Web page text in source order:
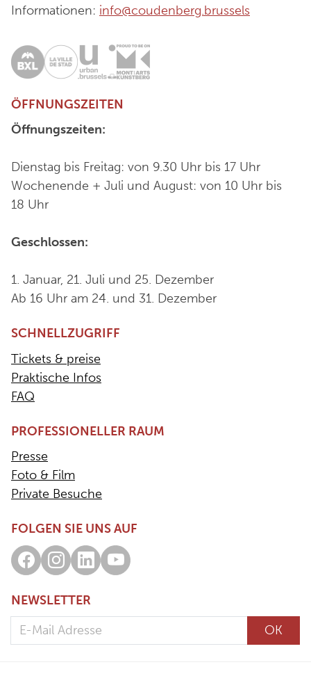
Informationen: info@coudenberg.brussels
ÖFFNUNGSZEITEN
Öffnungszeiten:
Dienstag bis Freitag: von 9.30 Uhr bis 17 Uhr
Wochenende + Juli und August: von 10 Uhr bis
18 Uhr
Geschlossen:
1. Januar, 21. Juli und 25. Dezember
Ab 16 Uhr am 24. und 31. Dezember
SCHNELLZUGRIFF
Tickets & preise
Praktische Infos
FAQ
PROFESSIONELLER RAUM
Presse
Foto & Film
Private Besuche
FOLGEN SIE UNS AUF
Facebook
Instagram
LinkedInYoutube
NEWSLETTER
E-Mail Adresse
OK